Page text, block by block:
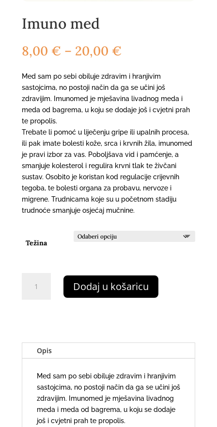
Imuno med
8,00 € – 20,00 €Raspon
od
8,00 €
do
20,00 €
Med sam po sebi obiluje zdravim i hranjivim
sastojcima, no postoji način da ga se učini još
zdravijim. Imunomed je mješavina livadnog meda i
meda od bagrema, u koju se dodaje još i cvjetni prah
te propolis.
Trebate li pomoć u liječenju gripe ili upalnih procesa,
ili pak imate bolesti kože, srca i krvnih žila, imunomed
je pravi izbor za vas. Poboljšava vid i pamćenje, a
smanjuje kolesterol i regulira krvni tlak te živčani
sustav. Osobito je koristan kod regulacije crijevnih
tegoba, te bolesti organa za probavu, nervoze i
migrene. Trudnicama koje su u početnom stadiju
trudnoće smanjuje osjećaj mučnine.
Težina
Dodaj u košaricu
Opis
Med sam po sebi obiluje zdravim i hranjivim
sastojcima, no postoji način da ga se učini još
zdravijim. Imunomed je mješavina livadnog
meda i meda od bagrema, u koju se dodaje
još i cvjetni prah te propolis.